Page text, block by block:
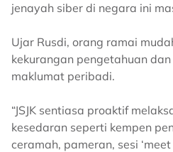
jenayah siber di negara ini
Ujar Rusdi, orang ramai
kekurangan pengetahuan
maklumat peribadi.
“JSJK sentiasa proaktif
kesedaran seperti kempen
ceramah, pameran, sesi